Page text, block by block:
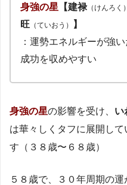
身強の星 【建禄（けんろく）
旺 （ていおう）
】
：運勢エネルギーが強
成功を収めやすい
身強の星の影響を受け、 い
は華々しくタフに展開し
す（３８歳〜６８歳）
５８歳で、３０年周期の運